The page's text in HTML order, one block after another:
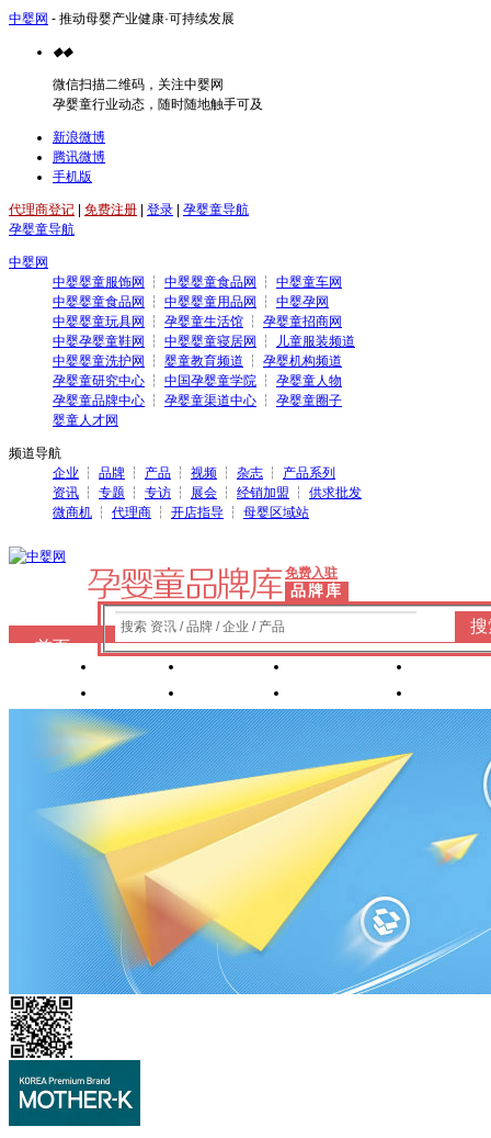
中婴网 - 推动母婴产业健康·可持续发展
◆◆
微信扫描二维码，关注中婴网
孕婴童行业动态，随时随地触手可及
新浪微博
腾讯微博
手机版
代理商登记 免费注册 登录
孕婴童导航
孕婴童导航
中婴网
中婴婴童服饰网
┆ 中婴婴童食品网 ┆ 中婴童车网
中婴婴童食品网
┆ 中婴婴童用品网 ┆ 中婴孕网
中婴婴童玩具网
┆ 孕婴童生活馆 ┆ 孕婴童招商网
中婴孕婴童鞋网
┆ 中婴婴童寝居网 ┆
儿童服装频道
中婴婴童洗护网
┆ 婴童教育频道 ┆ 孕婴机构频道
孕婴童研究中心 ┆ 中国孕婴童学院 ┆ 孕婴童人物
孕婴童品牌中心 ┆ 孕婴童渠道中心 ┆ 孕婴童圈子
婴童人才网
频道导航
企业 ┆ 品牌 ┆ 产品 ┆ 视频 ┆ 杂志 ┆ 产品系列
资讯 ┆ 专题 ┆ 专访 ┆ 展会 ┆ 经销加盟 ┆ 供求批发
微商机 ┆ 代理商 ┆ 开店指导 ┆ 母婴区域站
免费入驻
品牌库
搜索 资讯 / 品牌 / 企业 / 产品
搜
首页